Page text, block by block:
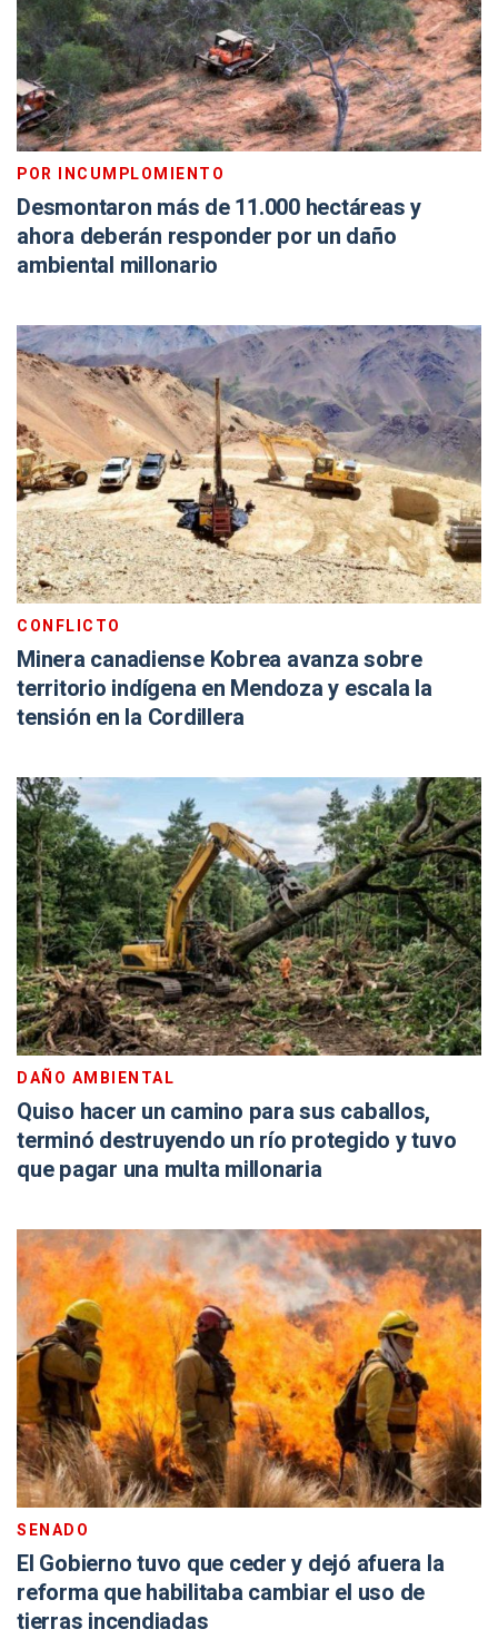
POR INCUMPLOMIENTO
Desmontaron más de 11.000 hectáreas y
ahora deberán responder por un daño
ambiental millonario
CONFLICTO
Minera canadiense Kobrea avanza sobre
territorio indígena en Mendoza y escala la
tensión en la Cordillera
DAÑO AMBIENTAL
Quiso hacer un camino para sus caballos,
terminó destruyendo un río protegido y tuvo
que pagar una multa millonaria
SENADO
El Gobierno tuvo que ceder y dejó afuera la
reforma que habilitaba cambiar el uso de
tierras incendiadas